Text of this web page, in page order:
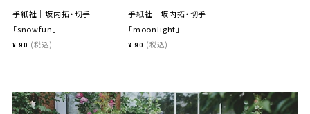
手紙社｜坂内拓・切手
「snowfun」
¥ 90 税込
手紙社｜坂内拓・切手
「moonlight」
¥ 90 税込